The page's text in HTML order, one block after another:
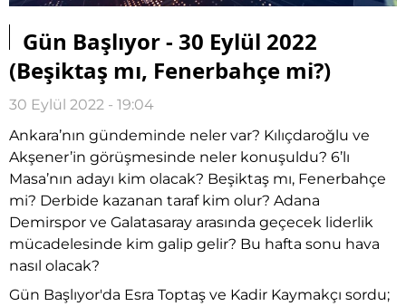
Gün Başlıyor - 30 Eylül 2022
(Beşiktaş mı, Fenerbahçe mi?)
30 Eylül 2022 - 19:04
Ankara’nın gündeminde neler var? Kılıçdaroğlu ve
Akşener’in görüşmesinde neler konuşuldu? 6’lı
Masa’nın adayı kim olacak? Beşiktaş mı, Fenerbahçe
mi? Derbide kazanan taraf kim olur? Adana
Demirspor ve Galatasaray arasında geçecek liderlik
mücadelesinde kim galip gelir? Bu hafta sonu hava
nasıl olacak?
Gün Başlıyor'da Esra Toptaş ve Kadir Kaymakçı sordu;